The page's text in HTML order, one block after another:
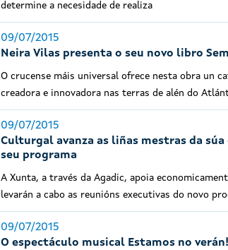
determine a necesidade de realiza
09/07/2015
Neira Vilas presenta o seu novo libro
O crucense máis universal ofrece nesta obra un
creadora e innovadora nas terras de alén do
09/07/2015
Culturgal avanza as liñas mestras da
seu programa
A Xunta, a través da Agadic, apoia
levarán a cabo as reunións executivas do novo
09/07/2015
O espectáculo musical Estamos no